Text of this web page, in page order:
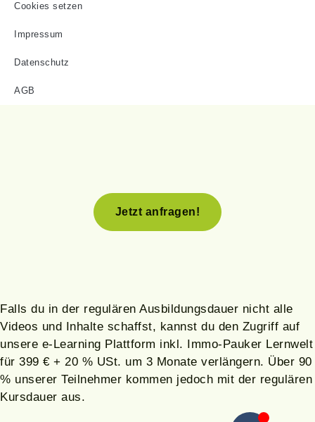
Cookies setzen
Impressum
Datenschutz
AGB
Jetzt anfragen!
Falls du in der regulären Ausbildungsdauer nicht alle
Videos und Inhalte schaffst, kannst du den Zugriff auf
unsere e-Learning Plattform inkl. Immo-Pauker Lernwelt
für 399 € + 20 % USt. um 3 Monate verlängern. Über 90
% unserer Teilnehmer kommen jedoch mit der regulären
Kursdauer aus.